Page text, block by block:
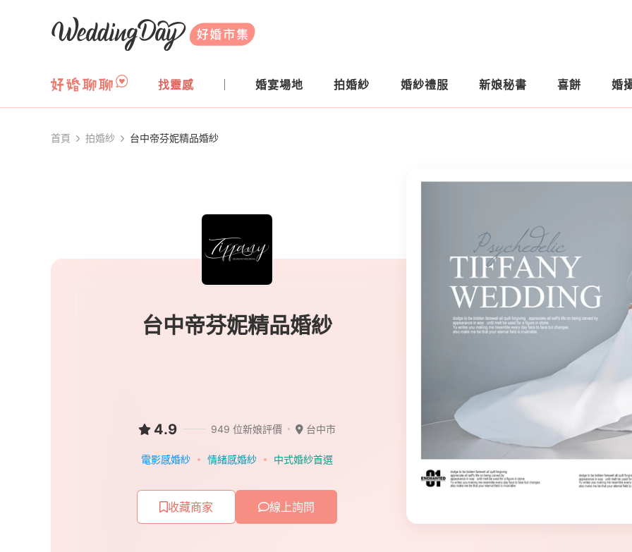
WeddingDay 好婚市集
找靈感 婚宴場地 拍婚紗 婚紗禮服 新娘秘書 喜餅 婚
首頁 拍婚紗 台中帝芬妮精品婚紗
台中帝芬妮精品婚紗
4.9 949 位新娘評價 台中市
電影感婚紗 情緒感婚紗 中式婚紗首選
收藏商家 線上詢問